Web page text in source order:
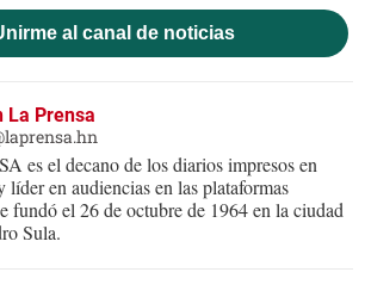
al canal de noticias
La Prensa
es el decano de los diarios impresos en
líder en audiencias en las plataformas
fundó el 26 de octubre de 1964 en la ciudad
Sula.